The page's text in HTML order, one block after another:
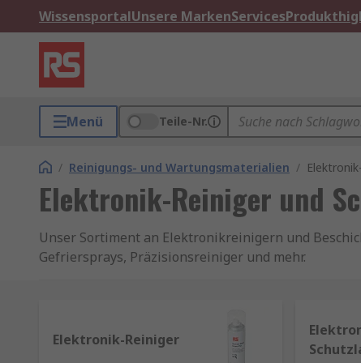
WissensportalUnsere MarkenServices
Menü Teile-Nr.
/ Reinigungs- und Wartungsmaterialien /
Elektronik-Reiniger und
Unser Sortiment an Elektronikreinigern und
Gefriersprays, Präzisionsreiniger und mehr.
Elektronik kann nicht mit Wasser gewaschen
Elektronik-Reiniger